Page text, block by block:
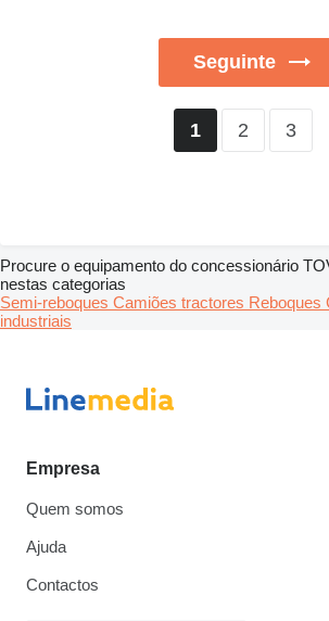
Seguinte
1 2 3
Procure o equipamento do concessionário
nestas categorias
Semi-reboques Camiões tractores Reboques
industriais
Empresa
Quem somos
Ajuda
Contactos